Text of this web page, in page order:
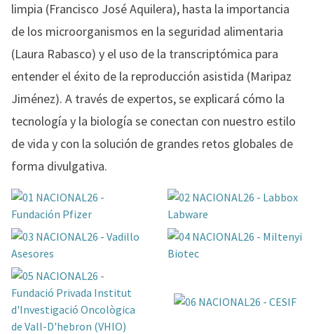
limpia (Francisco José Aquilera), hasta la importancia
de los microorganismos en la seguridad alimentaria
(Laura Rabasco) y el uso de la transcriptómica para
entender el éxito de la reproducción asistida (Maripaz
Jiménez). A través de expertos, se explicará cómo la
tecnología y la biología se conectan con nuestro estilo
de vida y con la solución de grandes retos globales de
forma divulgativa.